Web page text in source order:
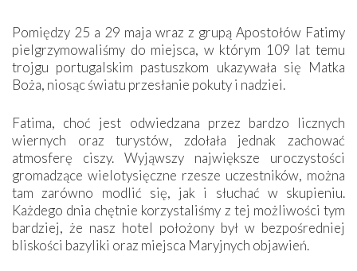
Pomiędzy 25 a 29 maja wraz z grupą Apostołów Fatimy
pielgrzymowaliśmy do miejsca, w którym 109 lat temu
trojgu portugalskim pastuszkom ukazywała się Matka
Boża, niosąc światu przesłanie pokuty i nadziei.
Fatima, choć jest odwiedzana przez bardzo licznych
wiernych oraz turystów, zdołała jednak zachować
atmosferę ciszy. Wyjąwszy największe uroczystości
gromadzące wielotysięczne rzesze uczestników, można
tam zarówno modlić się, jak i słuchać w skupieniu.
Każdego dnia chętnie korzystaliśmy z tej możliwości tym
bardziej, że nasz hotel położony był w bezpośredniej
bliskości bazyliki oraz miejsca Maryjnych objawień.